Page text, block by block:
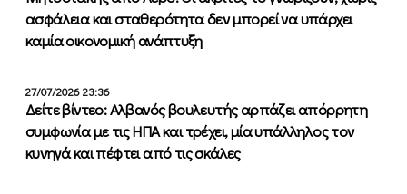
ασφάλεια και σταθερότητα δεν μπορεί να υπάρχει
καμία οικονομική ανάπτυξη
27/07/2026 23:36
Δείτε βίντεο: Αλβανός βουλευτής αρπάζει απόρρητη
συμφωνία με τις ΗΠΑ και τρέχει, μία υπάλληλος τον
κυνηγά και πέφτει από τις σκάλες